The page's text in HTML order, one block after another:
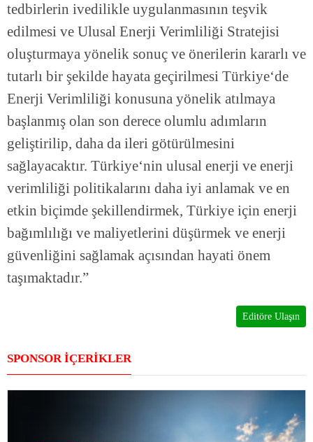
tedbirlerin ivedilikle uygulanmasının teşvik
edilmesi ve Ulusal Enerji Verimliliği Stratejisi
oluşturmaya yönelik sonuç ve önerilerin kararlı ve
tutarlı bir şekilde hayata geçirilmesi Türkiye‘de
Enerji Verimliliği konusuna yönelik atılmaya
başlanmış olan son derece olumlu adımların
geliştirilip, daha da ileri götürülmesini
sağlayacaktır. Türkiye‘nin ulusal enerji ve enerji
verimliliği politikalarını daha iyi anlamak ve en
etkin biçimde şekillendirmek, Türkiye için enerji
bağımlılığı ve maliyetlerini düşürmek ve enerji
güvenliğini sağlamak açısından hayati önem
taşımaktadır.”
Editöre Ulaşın
SPONSOR İÇERİKLER